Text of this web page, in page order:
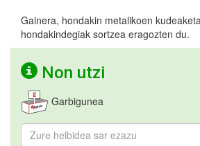
Gainera, hondakin metalikoen
hondakindegiak sortzea eragozten du.
Non utzi
Garbigunea